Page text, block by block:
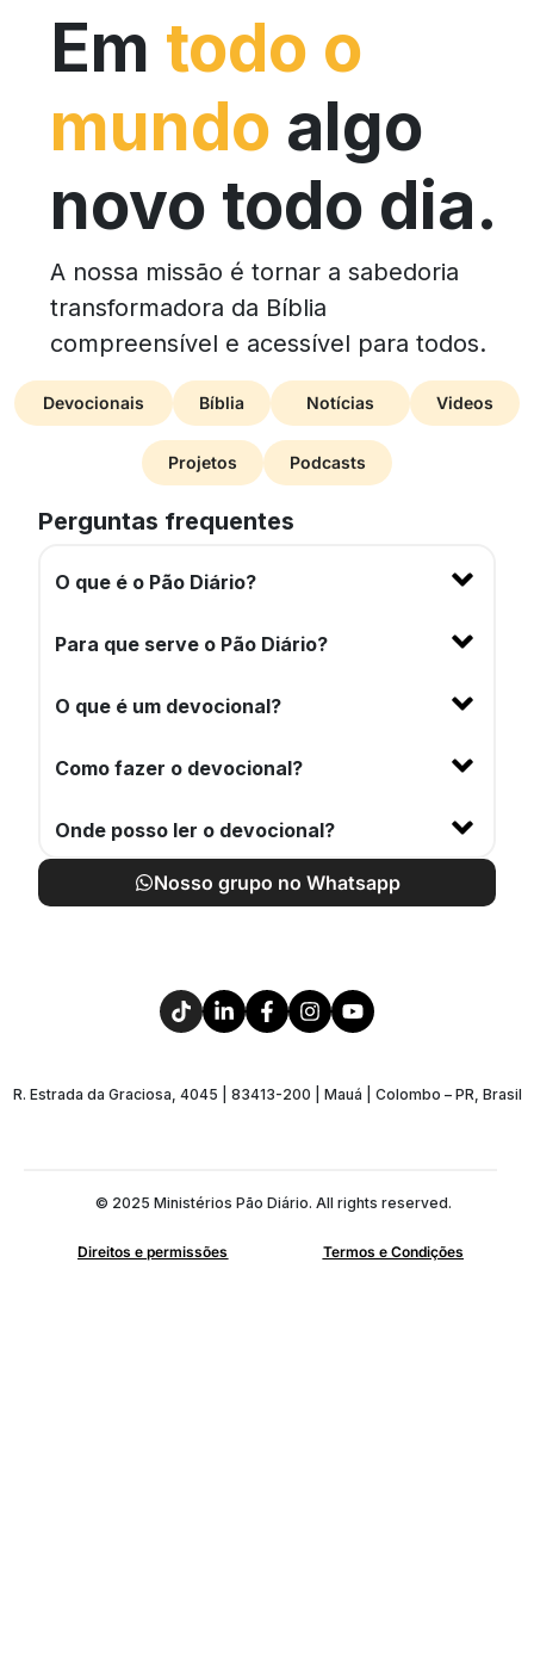
Em todo o
mundo algo
novo todo dia.
A nossa missão é tornar a sabedoria
transformadora da Bíblia
compreensível e acessível para todos.
Devocionais Bíblia Notícias Videos
Projetos Podcasts
Perguntas frequentes
O que é o Pão Diário?
Para que serve o Pão Diário?
O que é um devocional?
Como fazer o devocional?
Onde posso ler o devocional?
Nosso grupo no Whatsapp
R. Estrada da Graciosa, 4045 | 83413-200 | Mauá | Colombo – PR, Brasil
© 2025 Ministérios Pão Diário. All rights reserved.
Direitos e permissões Termos e Condições